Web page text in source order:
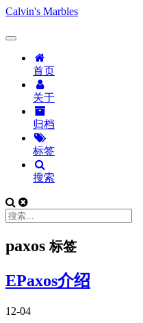
Calvin's Marbles
首页
关于
归档
标签
搜索
paxos标签
EPaxos介绍
12-04